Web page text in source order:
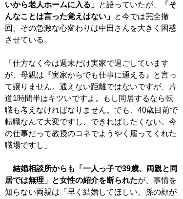
いから老人ホームに入る」 と語っていたが、
「そ
んなことは言った覚えはない」 と今では完全撤
回。その急激な心変わりは中田さんを大きく困惑
させている。
「仕方なく今は週末だけ実家で過ごしています
が、母親は『実家からでも仕事に通える』と言っ
て譲りません。通えない距離ではないですが、片
道1時間半はキツいですよ。もし同居するなら転
職も考えなければなりません。でも、40歳目前で
転職なんて大変ですし、できればしたくない。今
の仕事だって教授のコネでようやく雇ってくれた
職場ですし」
結婚相談所からも「一人っ子で39歳、両親と同
居では無理」と女性の紹介を断られたが、事情を
知らない両親は「早く結婚してほしい。孫の顔が